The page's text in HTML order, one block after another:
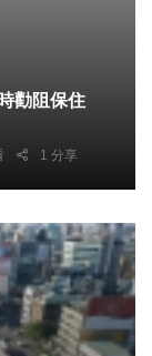
勸阻保住
1 分享